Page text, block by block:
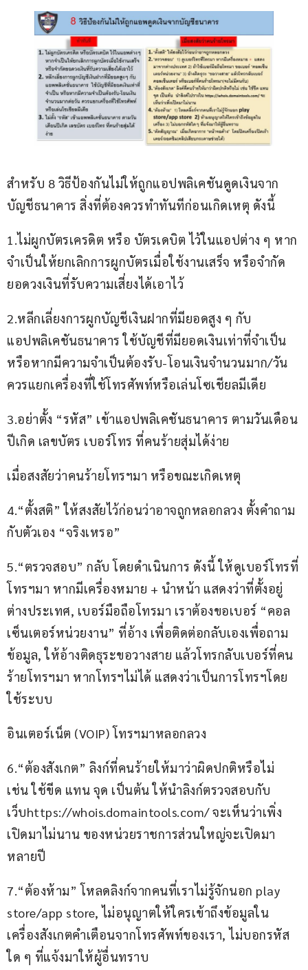
สำหรับ 8 วิธีป้องกันไม่ให้ถูกแอปพลิเคชันดูดเงินจาก
บัญชีธนาคาร สิ่งที่ต้องควรทำทันทีก่อนเกิดเหตุ ดังนี้
1.ไม่ผูกบัตรเครดิต หรือ บัตรเดบิต ไว้ในแอปต่าง ๆ หาก
จำเป็นให้ยกเลิกการผูกบัตรเมื่อใช้งานเสร็จ หรือจำกัด
ยอดวงเงินที่รับความเสี่ยงได้เอาไว้
2.หลีกเลี่ยงการผูกบัญชีเงินฝากที่มียอดสูง ๆ กับ
แอปพลิเคชันธนาคาร ใช้บัญชีที่มียอดเงินเท่าที่จำเป็น
หรือหากมีความจำเป็นต้องรับ-โอนเงินจำนวนมาก/วัน
ควรแยกเครื่องที่ใช้โทรศัพท์หรือเล่นโซเชียลมีเดีย
3.อย่าตั้ง “รหัส” เข้าแอปพลิเคชันธนาคาร ตามวันเดือน
ปีเกิด เลขบัตร เบอร์โทร ที่คนร้ายสุ่มได้ง่าย
เมื่อสงสัยว่าคนร้ายโทรฯมา หรือขณะเกิดเหตุ
4.“ตั้งสติ” ให้สงสัยไว้ก่อนว่าอาจถูกหลอกลวง ตั้งคำถาม
กับตัวเอง “จริงเหรอ”
5.“ตรวจสอบ” กลับ โดยดำเนินการ ดังนี้ ให้ดูเบอร์โทรที่
โทรฯมา หากมีเครื่องหมาย + นำหน้า แสดงว่าที่ตั้งอยู่
ต่างประเทศ, เบอร์มือถือโทรมา เราต้องขอเบอร์ “คอล
เซ็นเตอร์หน่วยงาน” ที่อ้าง เพื่อติดต่อกลับเองเพื่อถาม
ข้อมูล, ให้อ้างติดธุระขอวางสาย แล้วโทรกลับเบอร์ที่คน
ร้ายโทรฯมา หากโทรฯไม่ได้ แสดงว่าเป็นการโทรฯโดย
ใช้ระบบ
อินเตอร์เน็ต (VOIP) โทรฯมาหลอกลวง
6.“ต้องสังเกต” ลิงก์ที่คนร้ายให้มาว่าผิดปกติหรือไม่
เช่น ใช้ขีด แทน จุด เป็นต้น ให้นำลิงก์ตรวจสอบกับ
เว็บhttps://whois.domaintools.com/ จะเห็นว่าเพิ่ง
เปิดมาไม่นาน ของหน่วยราชการส่วนใหญ่จะเปิดมา
หลายปี
7.“ต้องห้าม” โหลดลิงก์จากคนที่เราไม่รู้จักนอก play
store/app store, ไม่อนุญาตให้ใครเข้าถึงข้อมูลใน
เครื่องสังเกตคำเตือนจากโทรศัพท์ของเรา, ไม่บอกรหัส
ใด ๆ ที่แจ้งมาให้ผู้อื่นทราบ